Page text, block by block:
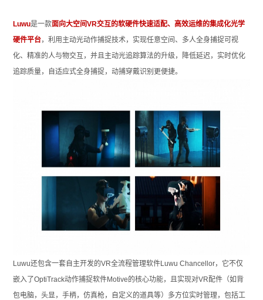
Luwu是一款面向大空间VR交互的软硬件快速适配、高效运维的集成化光学
硬件平台，利用主动光动作捕捉技术，实现任意空间、多人全身捕捉可视
化、精准的人与物交互，并且主动光追踪算法的升级，降低延迟， 实时优化
追踪质量，
自适应式全身捕捉，动捕穿戴识别更便捷。
Luwu还包含一套自主开发的VR全流程管理软件Luwu Chancellor，它不仅
嵌入了OptiTrack动作捕捉软件Motive的核心功能，且实现对VR配件（如背
包电脑，头显，手柄，仿真枪，自定义的道具等）多方位实时管理，包括工